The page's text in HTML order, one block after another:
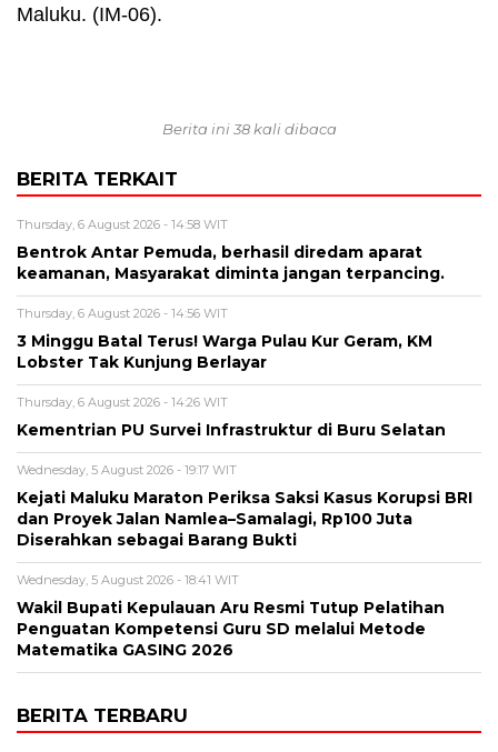
Maluku. (IM-06).
Berita ini 38 kali dibaca
BERITA TERKAIT
Thursday, 6 August 2026 - 14:58 WIT
Bentrok Antar Pemuda, berhasil diredam aparat
keamanan, Masyarakat diminta jangan terpancing.
Thursday, 6 August 2026 - 14:56 WIT
3 Minggu Batal Terus! Warga Pulau Kur Geram, KM
Lobster Tak Kunjung Berlayar
Thursday, 6 August 2026 - 14:26 WIT
Kementrian PU Survei Infrastruktur di Buru Selatan
Wednesday, 5 August 2026 - 19:17 WIT
Kejati Maluku Maraton Periksa Saksi Kasus Korupsi BRI
dan Proyek Jalan Namlea–Samalagi, Rp100 Juta
Diserahkan sebagai Barang Bukti
Wednesday, 5 August 2026 - 18:41 WIT
Wakil Bupati Kepulauan Aru Resmi Tutup Pelatihan
Penguatan Kompetensi Guru SD melalui Metode
Matematika GASING 2026
BERITA TERBARU